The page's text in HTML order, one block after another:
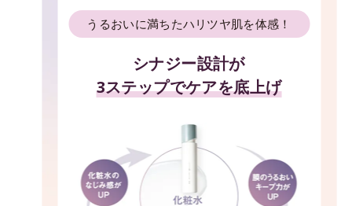
うるおいに満ちたハリツヤ肌を体感！
シナジー設計が
3ステップでケアを底上げ